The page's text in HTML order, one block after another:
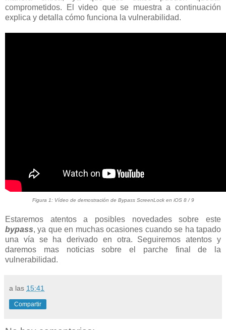
comprometidos. El video que se muestra a continuación
explica y detalla cómo funciona la vulnerabilidad.
Figura 1: Vídeo de demostración de Bypass ScreenLock en iOS 8 / 9
Estaremos atentos a posibles novedades sobre este
bypass, ya que en muchas ocasiones cuando se ha tapado
una vía se ha derivado en otra. Seguiremos atentos y
daremos mas noticias sobre el parche final de la
vulnerabilidad.
a las 15:41
Compartir